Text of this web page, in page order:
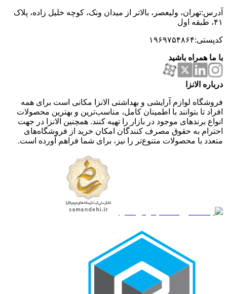
آدرس:تهران، ولیعصر، بالاتر از میدان ونک، کوچه خلیل زاده، پلاک
۴۱، طبقه اول
کدپستی:۱۹۶۹۷۵۴۸۶۴
با ما همراه باشید
درباره الانزا
فروشگاه لوازم آرایشی و بهداشتی الانزا مکانی است برای همه
افراد تا بتوانند با اطمینان کامل، مناسب‌ترین و بهترین محصولات
انواع برندهای موجود در بازار را تهیه کنند. همچنین الانزا در جهت
احترام به حقوق مصرف کنندگان امکان خرید از فروشگاه‌های
متعدد با محصولات متنوع‌تر را نیز، برای شما فراهم آورده است.